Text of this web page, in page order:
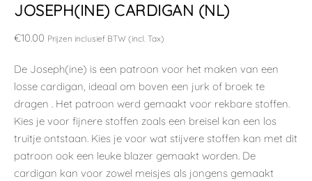
JOSEPH(INE) CARDIGAN (NL)
€10.00 Prijzen inclusief BTW (incl. Tax)
De Joseph(ine) is een patroon voor het maken van een
losse cardigan, ideaal om boven een jurk of broek te
dragen . Het patroon werd gemaakt voor rekbare stoffen.
Kies je voor fijnere stoffen zoals een breisel kan een los
truitje ontstaan. Kies je voor wat stijvere stoffen kan met dit
patroon ook een leuke blazer gemaakt worden. De
cardigan kan voor zowel meisjes als jongens gemaakt